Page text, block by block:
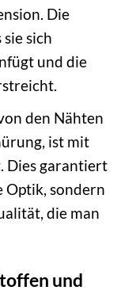
Die
sich
und die
den Nähten
ist mit
Dies garantiert
Optik, sondern
die man
und